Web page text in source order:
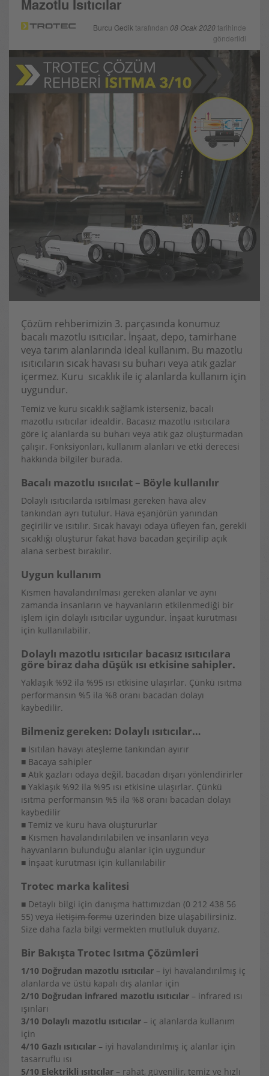
Mazotlu Isıtıcılar
Burcu Gedik tarafından 08 Ocak 2020tarihinde
gönderildi
Çözüm rehberimizin 3. parçasında konumuz
bacalı mazotlu ısıtıcılar. İnşaat, depo, tamirhane
veya tarım alanlarında ideal kullanım. Bu mazotlu
ısıtıcıların sıcak havası su buharı veya atık gazlar
içermez. Kuru sıcaklık ile iç alanlarda kullanım için
uygundur.
Temiz ve kuru sıcaklık sağlamk isterseniz, bacalı
mazotlu ısıtıcılar idealdir. Bacasız mazotlu ısıtıcılara
göre iç alanlarda su buharı veya atık gaz oluşturmadan
çalışır. Fonksiyonları, kullanım alanları ve etki derecesi
hakkında bilgiler burada.
Bacalı mazotlu ısııcılat – Böyle kullanılır
Dolaylı ısıtıcılarda ısıtılması gereken hava alev
tankından ayrı tutulur. Hava eşanjörün yanından
geçirilir ve ısıtılır. Sıcak havayı odaya üfleyen fan, gerekli
sıcaklığı oluşturur fakat hava bacadan geçirilip açık
alana serbest bırakılır.
Uygun kullanım
Kısmen havalandırılması gereken alanlar ve aynı
zamanda insanların ve hayvanların etkilenmediği bir
işlem için dolaylı ısıtıcılar uygundur. İnşaat kurutması
için kullanılabilir.
Dolaylı mazotlu ısıtıcılar bacasız ısıtıcılara
göre biraz daha düşük ısı etkisine sahipler.
Yaklaşık %92 ila %95 ısı etkisine ulaşırlar. Çünkü ısıtma
performansın %5 ila %8 oranı bacadan dolayı
kaybedilir.
Bilmeniz gereken: Dolaylı ısıtıcılar…
■ Isıtılan havayı ateşleme tankından ayırır
■ Bacaya sahipler
■ Atık gazları odaya değil, bacadan dışarı yönlendirirler
■ Yaklaşık %92 ila %95 ısı etkisine ulaşırlar. Çünkü
ısıtma performansın %5 ila %8 oranı bacadan dolayı
kaybedilir
■ Temiz ve kuru hava oluştururlar
■ Kısmen havalandırılabilen ve insanların veya
hayvanların bulunduğu alanlar için uygundur
■ İnşaat kurutması için kullanılabilir
Trotec marka kalitesi
■ Detaylı bilgi için danışma hattımızdan (0 212 438 56
55) veya iletişim formu üzerinden bize ulaşabilirsiniz.
Size daha fazla bilgi vermekten mutluluk duyarız.
Bir Bakışta Trotec Isıtma Çözümleri
1/10 Doğrudan mazotlu ısıtıcılar – iyi havalandırılmış iç
alanlarda ve üstü kapalı dış alanlar için
2/10 Doğrudan infrared mazotlu ısıtıcılar – infrared ısı
ışınları
3/10 Dolaylı mazotlu ısıtıcılar – iç alanlarda kullanım
için
4/10 Gazlı ısıtıcılar – iyi havalandırılmış iç alanlar için
tasarruflu ısı
5/10 Elektrikli ısıtıcılar – rahat, güvenilir, temiz ve hızlı